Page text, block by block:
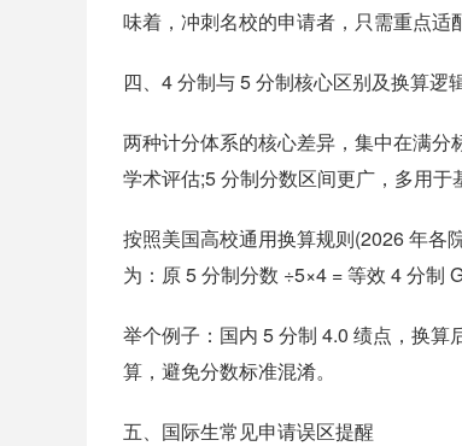
味着，冲刺名校的申请者，只需重点适
四、4 分制与 5 分制核心区别及换算逻
两种计分体系的核心差异，集中在满
学术评估;5 分制分数区间更广，多用于
按照美国高校通用换算规则(2026 年各
为：原 5 分制分数 ÷5×4 = 等效 4 分制
举个例子：国内 5 分制 4.0 绩点，换算
算，避免分数标准混淆。
五、国际生常见申请误区提醒